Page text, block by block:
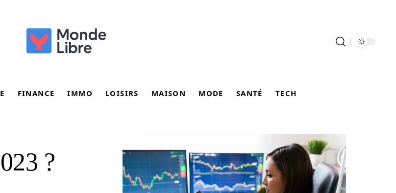
FINANCE IMMO LOISIRS MAISON MODE SANTÉ TECH
?